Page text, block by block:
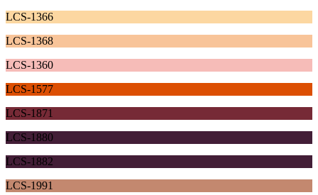
LCS-1366
LCS-1368
LCS-1360
LCS-1577
LCS-1871
LCS-1880
LCS-1882
LCS-1991